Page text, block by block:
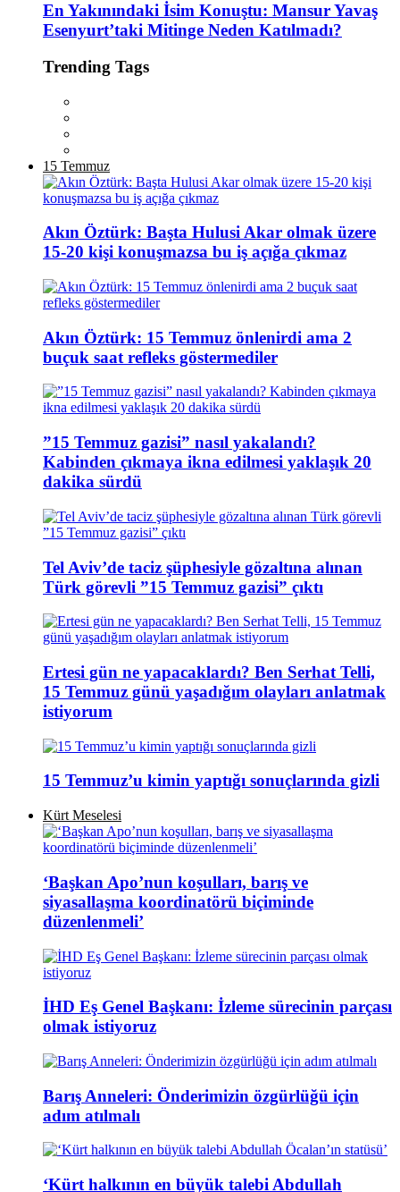
En Yakınındaki İsim Konuştu: Mansur Yavaş
Esenyurt’taki Mitinge Neden Katılmadı?
Trending Tags
15 Temmuz
Akın Öztürk: Başta Hulusi Akar olmak üzere
15-20 kişi konuşmazsa bu iş açığa çıkmaz
Akın Öztürk: 15 Temmuz önlenirdi ama 2
buçuk saat refleks göstermediler
”15 Temmuz gazisi” nasıl yakalandı?
Kabinden çıkmaya ikna edilmesi yaklaşık 20
dakika sürdü
Tel Aviv’de taciz şüphesiyle gözaltına alınan
Türk görevli ”15 Temmuz gazisi” çıktı
Ertesi gün ne yapacaklardı? Ben Serhat Telli,
15 Temmuz günü yaşadığım olayları anlatmak
istiyorum
15 Temmuz’u kimin yaptığı sonuçlarında gizli
Kürt Meselesi
‘Başkan Apo’nun koşulları, barış ve
siyasallaşma koordinatörü biçiminde
düzenlenmeli’
İHD Eş Genel Başkanı: İzleme sürecinin parçası
olmak istiyoruz
Barış Anneleri: Önderimizin özgürlüğü için
adım atılmalı
‘Kürt halkının en büyük talebi Abdullah